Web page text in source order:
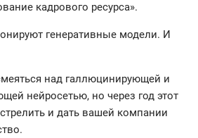
кадрового ресурса».
генеративные модели. И
над галлюцинирующей и
нейросетью, но через год этот
и дать вашей компании